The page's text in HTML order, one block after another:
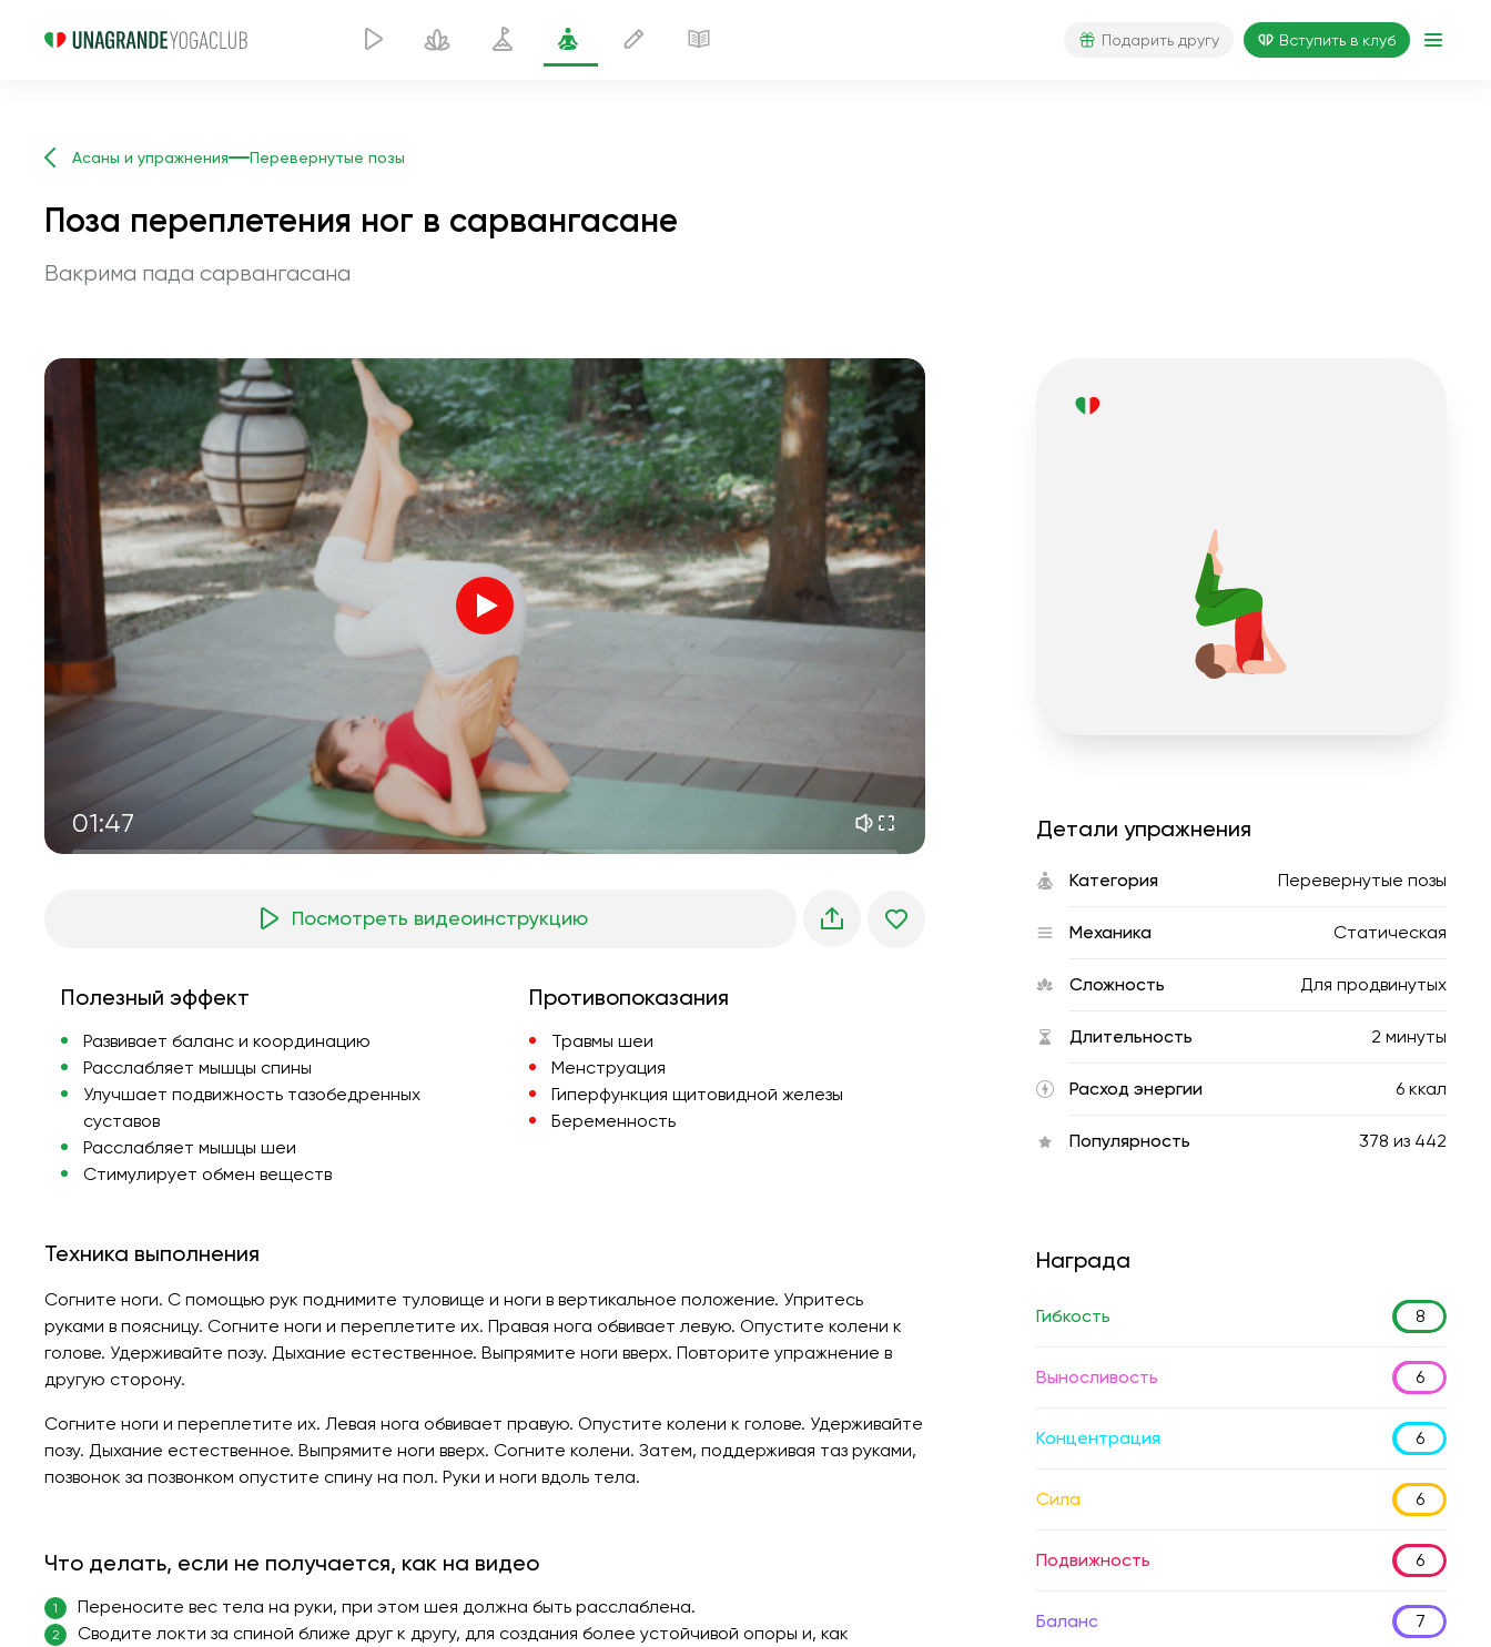
Подарить другу Вступить в клуб
Асаны и упражнения Перевернутые позы
Поза переплетения ног в сарвангасане
Вакрима пада сарвангасана
01:47
Голос инструктора
полёт души 01:44
внутренний покой 01:27
утренние грёзы 01:34
лесная прохлада 05:00
летний дождь 02:00
голос ветра
весенний лес 02:00
Посмотреть видеоинструкцию
Полезный эффект
Развивает баланс и координацию
Расслабляет мышцы спины
Улучшает подвижность тазобедренных
суставов
Расслабляет мышцы шеи
Стимулирует обмен веществ
Противопоказания
Травмы шеи
Менструация
Гиперфункция щитовидной железы
Беременность
Техника выполнения
Согните ноги. С помощью рук поднимите туловище и ноги в вертикальное положение. Упритесь
руками в поясницу. Согните ноги и переплетите их. Правая нога обвивает левую. Опустите колени к
голове. Удерживайте позу. Дыхание естественное. Выпрямите ноги вверх. Повторите упражнение в
другую сторону.
Согните ноги и переплетите их. Левая нога обвивает правую. Опустите колени к голове. Удерживайте
позу. Дыхание естественное. Выпрямите ноги вверх. Согните колени. Затем, поддерживая таз руками,
позвонок за позвонком опустите спину на пол. Руки и ноги вдоль тела.
Что делать, если не получается, как на видео
1 Переносите вес тела на руки, при этом шея должна быть расслаблена.
2
Сводите локти за спиной ближе друг к другу, для создания более устойчивой опоры и, как
Детали упражнения
Категория Перевернутые позы
Механика Статическая
Сложность Для продвинутых
Длительность 2 минуты
Расход энергии 6 ккал
Популярность 378 из 442
Награда
Гибкость 8
Выносливость 6
Концентрация 6
Сила 6
Подвижность 6
Баланс 7